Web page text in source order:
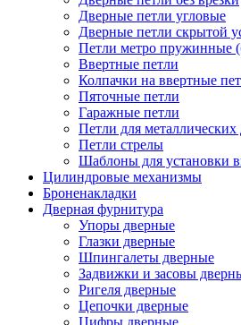
Дверные петли угловые
Дверные петли скрытой
Петли метро пружинные
Ввертные петли
Колпачки на ввертные
Пяточные петли
Гаражные петли
Петли для металлических
Петли стрелы
Шаблоны для установки
Цилиндровые механизмы
Броненакладки
Дверная фурнитура
Упоры дверные
Глазки дверные
Шпингалеты дверные
Задвижки и засовы
Ригеля дверные
Цепочки дверные
Цифры дверные